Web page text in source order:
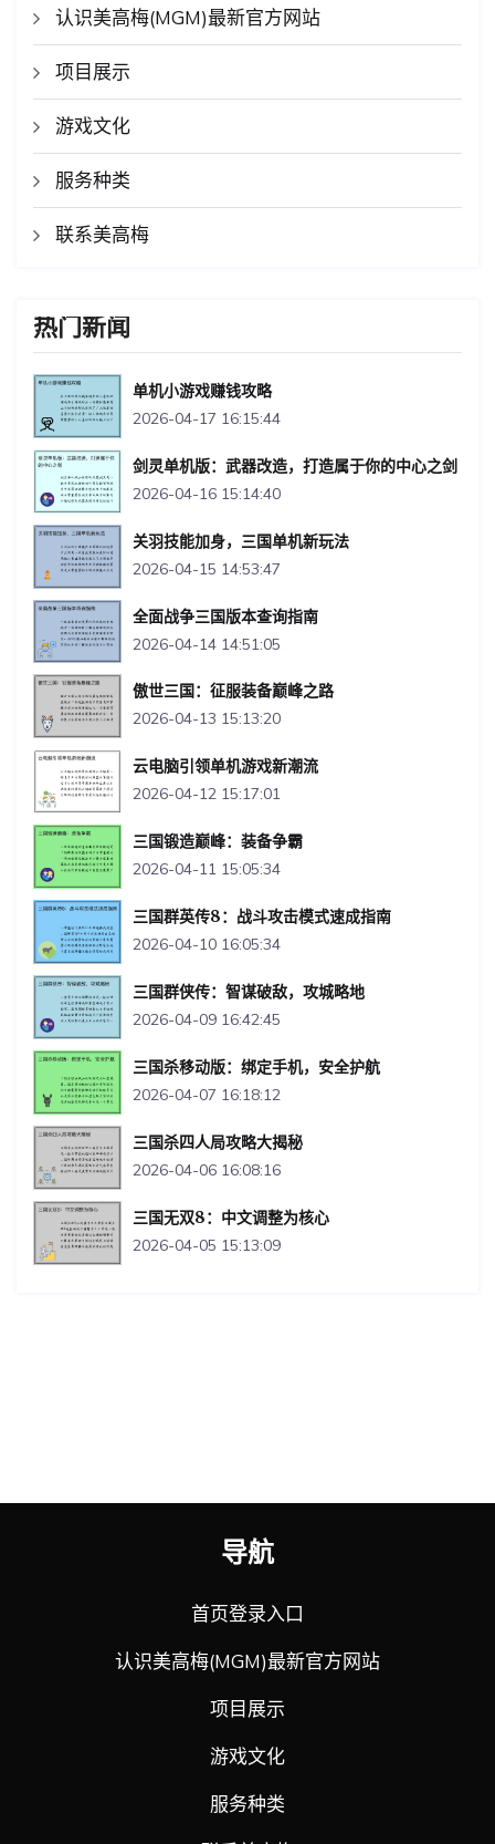
认识美高梅(MGM)最新官方网站
项目展示
游戏文化
服务种类
联系美高梅
热门新闻
单机小游戏赚钱攻略
2026-04-17 16:15:44
剑灵单机版：武器改造，打造属于你的中心之剑
2026-04-16 15:14:40
关羽技能加身，三国单机新玩法
2026-04-15 14:53:47
全面战争三国版本查询指南
2026-04-14 14:51:05
傲世三国：征服装备巅峰之路
2026-04-13 15:13:20
云电脑引领单机游戏新潮流
2026-04-12 15:17:01
三国锻造巅峰：装备争霸
2026-04-11 15:05:34
三国群英传8：战斗攻击模式速成指南
2026-04-10 16:05:34
三国群侠传：智谋破敌，攻城略地
2026-04-09 16:42:45
三国杀移动版：绑定手机，安全护航
2026-04-07 16:18:12
三国杀四人局攻略大揭秘
2026-04-06 16:08:16
三国无双8：中文调整为核心
2026-04-05 15:13:09
导航
首页登录入口
认识美高梅(MGM)最新官方网站
项目展示
游戏文化
服务种类